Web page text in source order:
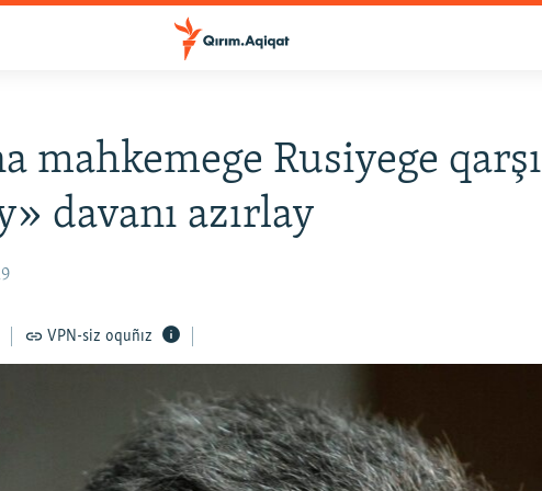
mahkemege Rusiyege qarşı
davanı azırlay
VPN-siz oquñız